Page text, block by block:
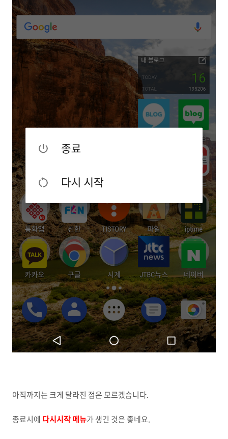
아직까지는 크게 달라진 점은 모르겠습니다.
종료시에 다시시작 메뉴가 생긴 것은 좋네요.